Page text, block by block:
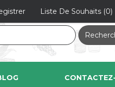
Liste De Souhaits (0)